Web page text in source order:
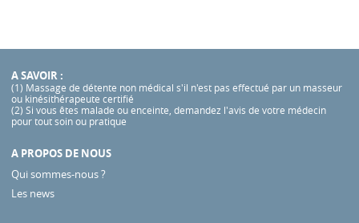
A SAVOIR :
(1) Massage de détente non médical s'il n'est pas effectué par un masseur
ou kinésithérapeute certifié
(2) Si vous êtes malade ou enceinte, demandez l'avis de votre médecin
pour tout soin ou pratique
A PROPOS DE NOUS
Qui sommes-nous ?
Les news